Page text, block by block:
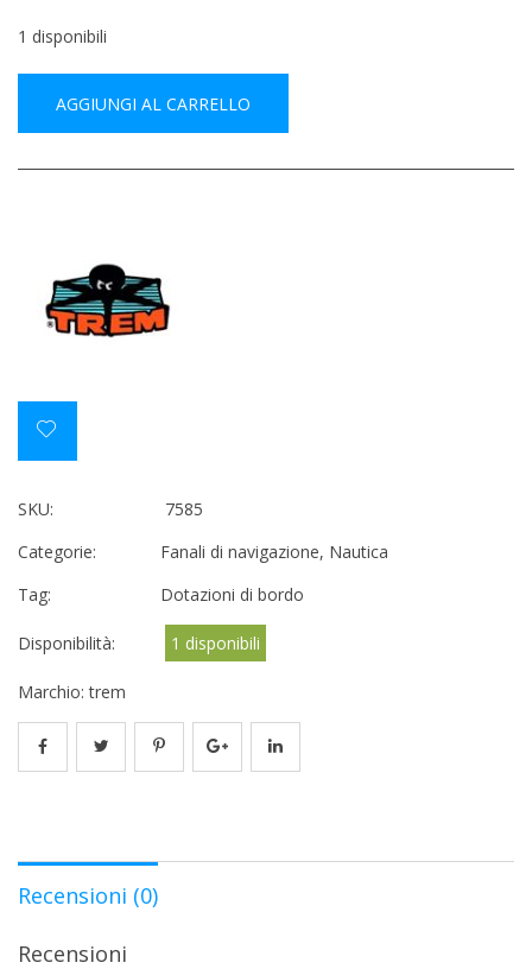
1 disponibili
AGGIUNGI AL CARRELLO
SKU:
7585
Categorie:
Fanali di navigazione, Nautica
Tag:
Dotazioni di bordo
Disponibilità: 1 disponibili
Marchio:trem
Recensioni (0)
Recensioni